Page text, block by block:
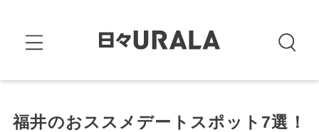
福井のおススメデートスポット7選！